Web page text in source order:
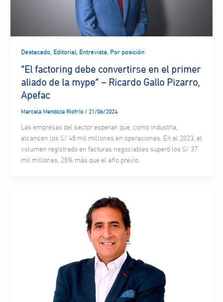
Destacado, Editorial, Entrevista, Por posición
“El factoring debe convertirse en el primer
aliado de la mype” – Ricardo Gallo Pizarro,
Apefac
Marcela Mendoza Riofrío / 21/06/2024
Las empresas del sector esperan que, como industria,
alcancen los S/ 48 mil millones en operaciones. En el 2023, el
volumen registrado en facturas negociables superó los S/ 37
mil millones, 25% más que el año previo.